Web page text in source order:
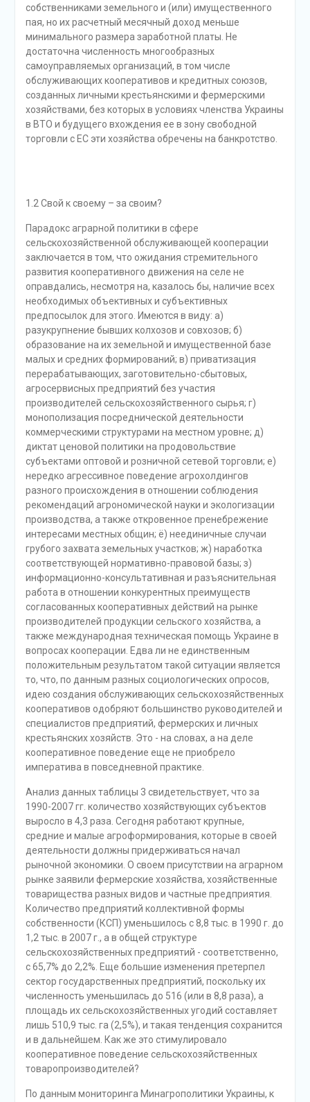
собственниками земельного и (или) имущественного
пая, но их расчетный месячный доход меньше
минимального размера заработной платы. Не
достаточна численность многообразных
самоуправляемых организаций, в том числе
обслуживающих кооперативов и кредитных союзов,
созданных личными крестьянскими и фермерскими
хозяйствами, без которых в условиях членства Украины
в ВТО и будущего вхождения ее в зону свободной
торговли с ЕС эти хозяйства обречены на банкротство.
1.2 Свой к своему – за своим?
Парадокс аграрной политики в сфере
сельскохозяйственной обслуживающей кооперации
заключается в том, что ожидания стремительного
развития кооперативного движения на селе не
оправдались, несмотря на, казалось бы, наличие всех
необходимых объективных и субъективных
предпосылок для этого. Имеются в виду: а)
разукрупнение бывших колхозов и совхозов; б)
образование на их земельной и имущественной базе
малых и средних формирований; в) приватизация
перерабатывающих, заготовительно-сбытовых,
агросервисных предприятий без участия
производителей сельскохозяйственного сырья; г)
монополизация посреднической деятельности
коммерческими структурами на местном уровне; д)
диктат ценовой политики на продовольствие
субъектами оптовой и розничной сетевой торговли; е)
нередко агрессивное поведение агрохолдингов
разного происхождения в отношении соблюдения
рекомендаций агрономической науки и экологизации
производства, а также откровенное пренебрежение
интересами местных общин; ё) неединичные случаи
грубого захвата земельных участков; ж) наработка
соответствующей нормативно-правовой базы; з)
информационно-консультативная и разъяснительная
работа в отношении конкурентных преимуществ
согласованных кооперативных действий на рынке
производителей продукции сельского хозяйства, а
также международная техническая помощь Украине в
вопросах кооперации. Едва ли не единственным
положительным результатом такой ситуации является
то, что, по данным разных социологических опросов,
идею создания обслуживающих сельскохозяйственных
кооперативов одобряют большинство руководителей и
специалистов предприятий, фермерских и личных
крестьянских хозяйств. Это - на словах, а на деле
кооперативное поведение еще не приобрело
императива в повседневной практике.
Анализ данных таблицы 3 свидетельствует, что за
1990-2007 гг. количество хозяйствующих субъектов
выросло в 4,3 раза. Сегодня работают крупные,
средние и малые агроформирования, которые в своей
деятельности должны придерживаться начал
рыночной экономики. О своем присутствии на аграрном
рынке заявили фермерские хозяйства, хозяйственные
товарищества разных видов и частные предприятия.
Количество предприятий коллективной формы
собственности (КСП) уменьшилось с 8,8 тыс. в 1990 г. до
1,2 тыс. в 2007 г., а в общей структуре
сельскохозяйственных предприятий - соответственно,
с 65,7% до 2,2%. Еще большие изменения претерпел
сектор государственных предприятий, поскольку их
численность уменьшилась до 516 (или в 8,8 раза), а
площадь их сельскохозяйственных угодий составляет
лишь 510,9 тыс. га (2,5%), и такая тенденция сохранится
и в дальнейшем. Как же это стимулировало
кооперативное поведение сельскохозяйственных
товаропроизводителей?
По данным мониторинга Минагрополитики Украины, к